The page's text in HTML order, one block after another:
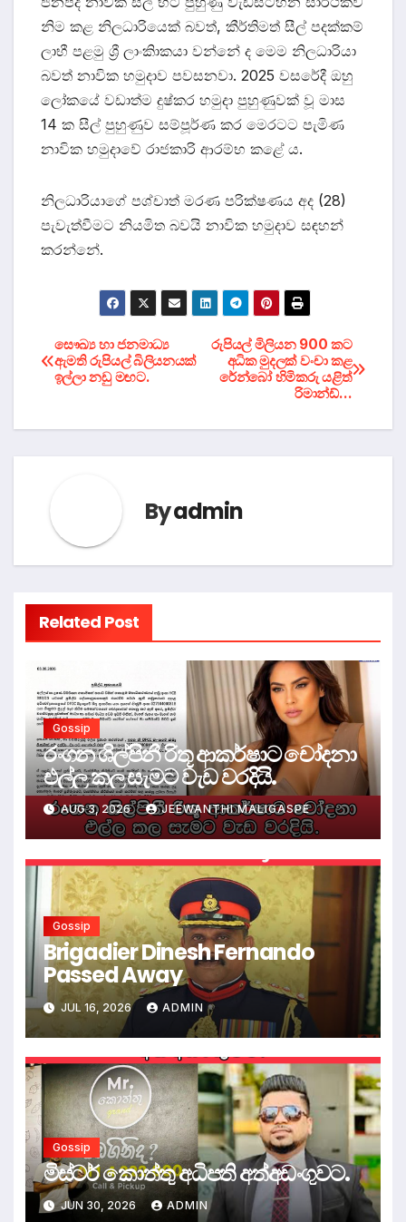
නිම කළ නිලධාරියෙක් බවත්, කීර්තිමත් සීල් පදක්කම්
ලාභී පළමු ශ්‍රී ලාංකිාකයා වන්නේ ද මෙම නිලධාරියා
බවත් නාවික හමුදාව පවසනවා. 2025 වසරේදී ඔහු
ලෝකයේ වඩාත්ම දුෂ්කර හමුදා පුහුණුවක් වූ මාස
14 ක සීල් පුහුණුව සම්පූර්ණ කර මෙරටට පැමිණ
නාවික හමුදාවේ රාජකාරි ආරම්භ කළේ ය.
නිලධාරියාගේ පශ්චාත් මරණ පරික්ෂණය අද (28)
පැවැත්වීමට නියමිත බවයි නාවික හමුදාව සඳහන්
කරන්නේ.
Post
navigation
රුපියල් මිලියන 900 කට
අධික මුදලක් වංචා කළ
රේන්බෝ හිමිකරු යළිත්
රිමාන්ඩ්…
සෞඛ්‍ය හා ජනමාධ්‍ය
ඇමති රුපියල් බිලියනයක්
ඉල්ලා නඩු මඟට.
Byadmin
Related Post
Gossip
රංගන ශිල්පිනී රිතූ ආකර්ෂාට චෝදනා
එල්ල කල සැමට වැඩ වරදියි.
AUG 3, 2026 JEEWANTHI MALIGASPE
Gossip
Brigadier Dinesh Fernando
Passed Away
JUL 16, 2026 ADMIN
Gossip
මිස්ටර් කොත්තු අධිපති අත්අඩංගුවට.
JUN 30, 2026 ADMIN